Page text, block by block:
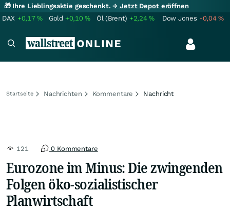
🎁 Ihre Lieblingsaktie geschenkt.→ Jetzt Depot eröffnen
DAX +0,17% Gold +0,10% Öl (Brent) +2,24% Dow Jones -0,04%
Startseite Nachrichten Kommentare Nachricht
121 0 Kommentare
Eurozone im Minus: Die zwingenden
Folgen öko-sozialistischer
Planwirtschaft